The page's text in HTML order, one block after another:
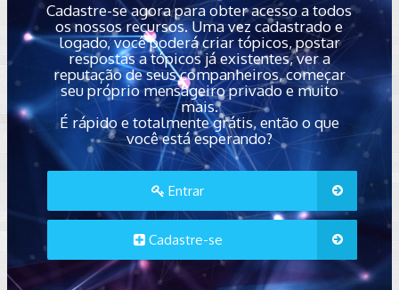
Cadastre-se agora para obter acesso a todos
os nossos recursos. Uma vez cadastrado e
logado, você poderá criar tópicos, postar
respostas a tópicos já existentes, ver a
reputação de seus companheiros, começar
seu próprio mensageiro privado e muito
mais.
É rápido e totalmente grátis, então o que
você está esperando?
Entrar
Cadastre-se